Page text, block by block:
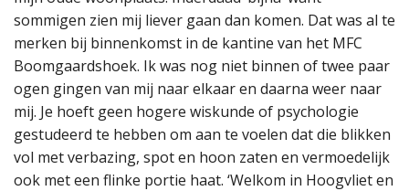
sommigen zien mij liever gaan dan komen. Dat was al te
merken bij binnenkomst in de kantine van het MFC
Boomgaardshoek. Ik was nog niet binnen of twee paar
ogen gingen van mij naar elkaar en daarna weer naar
mij. Je hoeft geen hogere wiskunde of psychologie
gestudeerd te hebben om aan te voelen dat die blikken
vol met verbazing, spot en hoon zaten en vermoedelijk
ook met een flinke portie haat. ‘Welkom in Hoogvliet en